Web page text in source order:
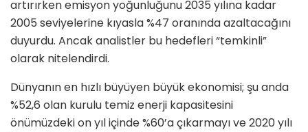
artırırken emisyon yoğunluğunu 2035 yılına kadar
2005 seviyelerine kıyasla %47 oranında azaltacağını
duyurdu. Ancak analistler bu hedefleri “temkinli”
olarak nitelendirdi.
Dünyanın en hızlı büyüyen büyük ekonomisi; şu anda
%52,6 olan kurulu temiz enerji kapasitesini
önümüzdeki on yıl içinde %60’a çıkarmayı ve 2020 yılı